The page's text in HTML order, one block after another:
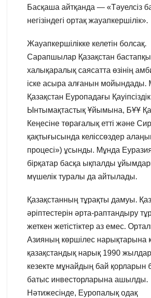
Басқаша айтқанда — «Тәуелсіз
негізіндегі ортақ жауапкершілік».
Жауапкершілікке келетін болсақ.
Сарапшылар Қазақстан
халықаралық саясатта өзінің
іске асыра алғанын
Қазақстан Еуропадағы
Ынтымақтастық Ұйымына, БҰҰ
Кеңесіне төрағалық етті және
қақтығысында келіссөздер
процесі») ұсынды. Мұнда
бірқатар басқа ықпалды
мүшелік туралы да айтылады.
Қазақстанның тұрақты дамуы.
әріптестерін әрта-раптандыру
жеткен жетістіктер аз емес.
Азияның көршілес нарықтарына
қазақстандық нарық 1990
кезекте мұнайдың бай қорларын
батыс инвесторларына ашылды.
Нәтижесінде, Еуропалық одақ